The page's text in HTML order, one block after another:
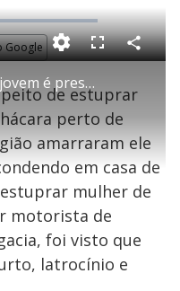
Google
Suspeito de estuprar jovem é preso em chácara de Ceilândia
F
s
c
e
n
C
o
a
r
a
de estuprar
perto de
amarraram ele
em casa de
mulher de
motorista de
foi visto que
latrocínio e